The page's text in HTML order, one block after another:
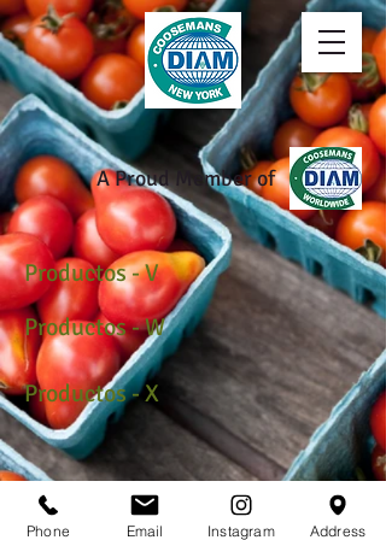
A Proud Member of
Productos - V
Productos - W
Productos - X
Phone Email Instagram Address